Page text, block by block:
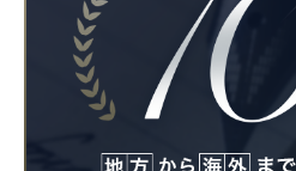
Japanese
English